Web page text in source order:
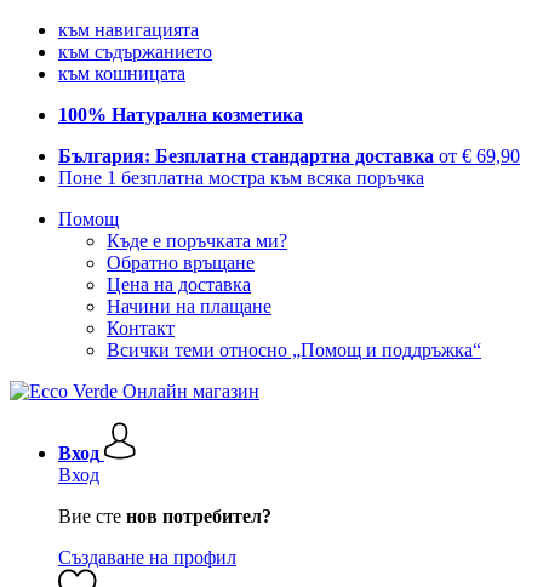
към навигацията
към съдържанието
към кошницата
100% Натурална козметика
България: Безплатна стандартна доставка от € 69,90
Поне 1 безплатна мостра към всяка поръчка
Помощ
Къде е поръчката ми?
Обратно връщане
Цена на доставка
Начини на плащане
Контакт
Всички теми относно „Помощ и поддръжка“
Вход
Вход
Вие сте нов потребител?
Създаване на профил